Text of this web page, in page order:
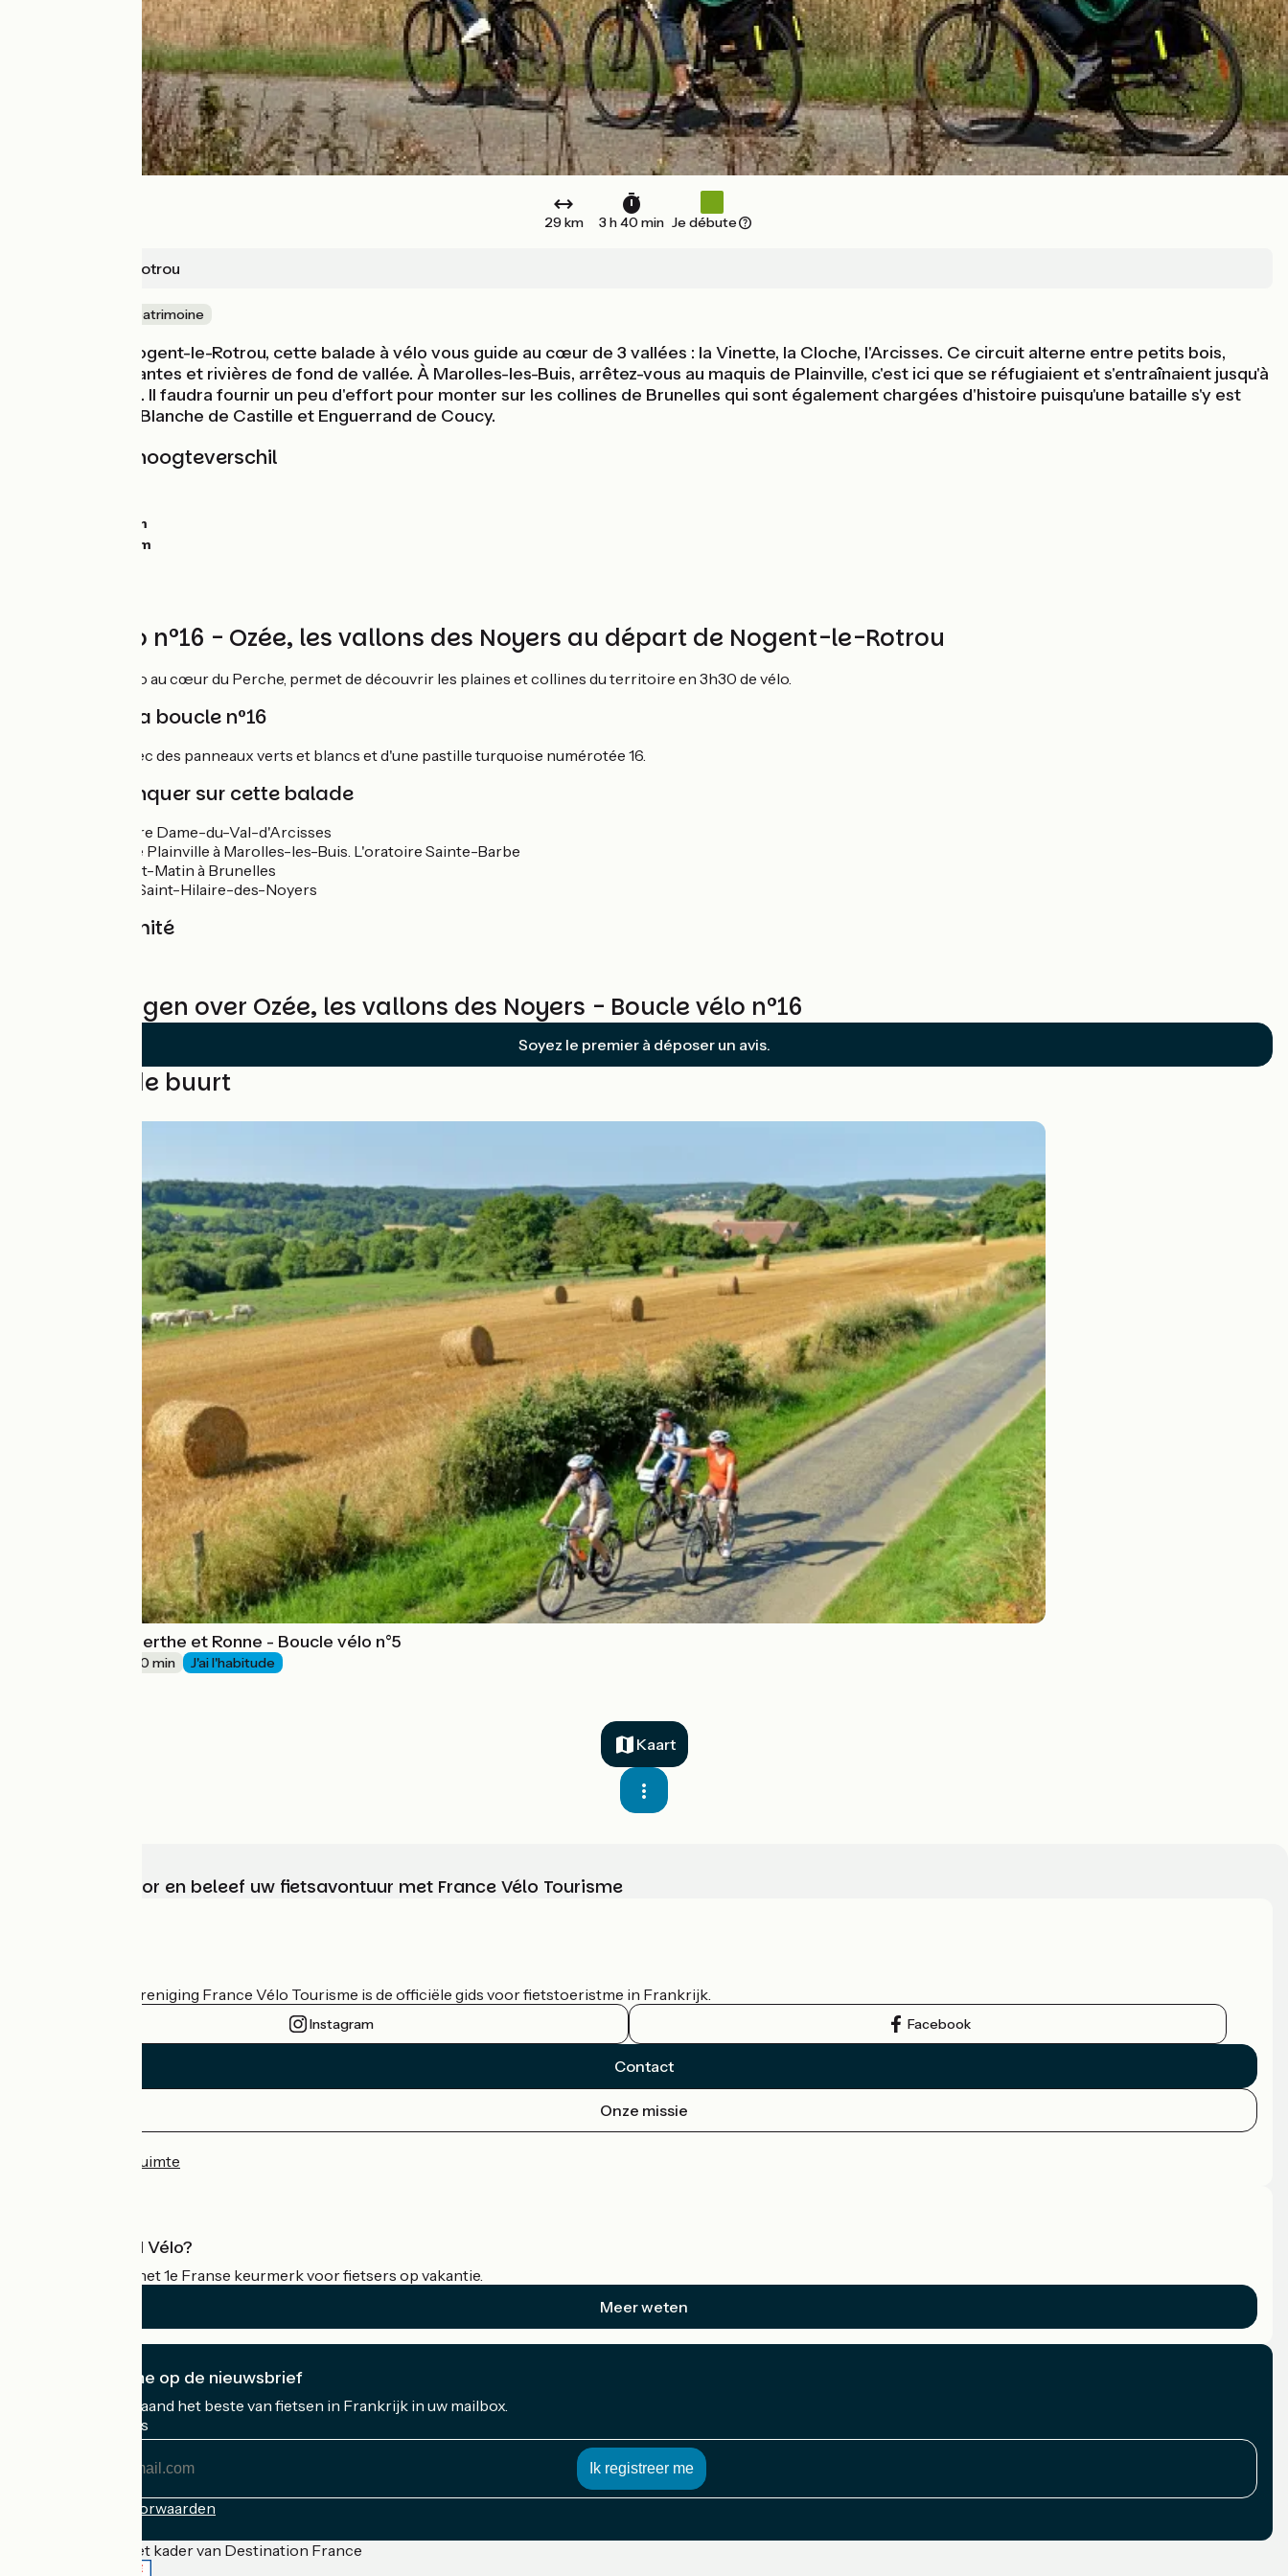
29 km 3 h 40 min Je débute
Nogent-le-Rotrou
Nature & petit patrimoine
Au départ de Nogent-le-Rotrou, cette balade à vélo vous guide au cœur de 3 vallées : la Vinette, la Cloche, l'Arcisses. Ce circuit alterne entre petits bois,
collines verdoyantes et rivières de fond de vallée. À Marolles-les-Buis, arrêtez-vous au maquis de Plainville, c'est ici que se réfugiaient et s'entraînaient jusqu'à
170 maquisards. Il faudra fournir un peu d'effort pour monter sur les collines de Brunelles qui sont également chargées d'histoire puisqu'une bataille s'y est
déroulée entre Blanche de Castille et Enguerrand de Coucy.
Hellingen en hoogteverschil
0m
0m
Circuit vélo n°16 - Ozée, les vallons des Noyers au départ de Nogent-le-Rotrou
Cette balade à vélo au cœur du Perche, permet de découvrir les plaines et collines du territoire en 3h30 de vélo.
Balisage de la boucle n°16
Boucle balisée avec des panneaux verts et blancs et d'une pastille turquoise numérotée 16.
À ne pas manquer sur cette balade
Abbaye Notre Dame-du-Val-d'Arcisses
Le maquis de Plainville à Marolles-les-Buis. L'oratoire Sainte-Barbe
L'église Saint-Matin à Brunelles
La chapelle Saint-Hilaire-des-Noyers
Gare à proximité
Beoordelingen over Ozée, les vallons des Noyers - Boucle vélo n°16
Soyez le premier à déposer un avis.
Lussen in de buurt
Manoirs entre Berthe et Ronne - Boucle vélo n°5
1 h 40 min J'ai l'habitude
Kaart
Kies, bereid voor en beleef uw fietsavontuur met France Vélo Tourisme
De nationale vereniging France Vélo Tourisme is de officiële gids voor fietstoeristme in Frankrijk.
Instagram Facebook
Contact
Onze missie
Professionele ruimte
Wat is Accueil Vélo?
Accueil Vélo is het 1e Franse keurmerk voor fietsers op vakantie.
Meer weten
Ik abonneer me op de nieuwsbrief
Ontvang elke maand het beste van fietsen in Frankrijk in uw mailbox.
Mijn e-mailadres
Inschrijvingsvoorwaarden
Gefinancierd in het kader van Destination France